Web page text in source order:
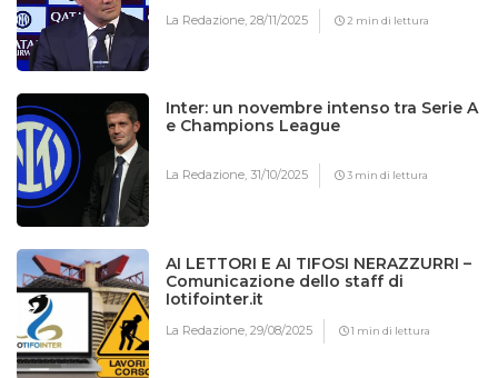
La Redazione,28/11/2025 2 min di lettura
Inter: un novembre intenso tra Serie A
e Champions League
La Redazione,31/10/2025 3 min di lettura
AI LETTORI E AI TIFOSI NERAZZURRI –
Comunicazione dello staff di
Iotifointer.it
La Redazione,29/08/2025 1 min di lettura